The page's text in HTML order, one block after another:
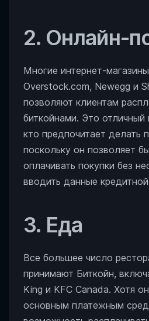
2. Онлайн-
Многие интернет-
Overstock.com, Newegg и
позволяют клиентам
биткойнами. Это отличный
кто предпочитает делать
поскольку он позволяет
оплачивать покупки без
вводить данные
3. Еда
Все большее число
принимают Биткойн,
King и KFC Canada. Хотя
основным платежным